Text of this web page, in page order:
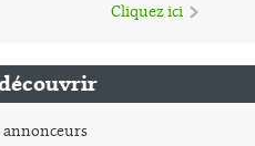
Cliquez ici
annonceurs